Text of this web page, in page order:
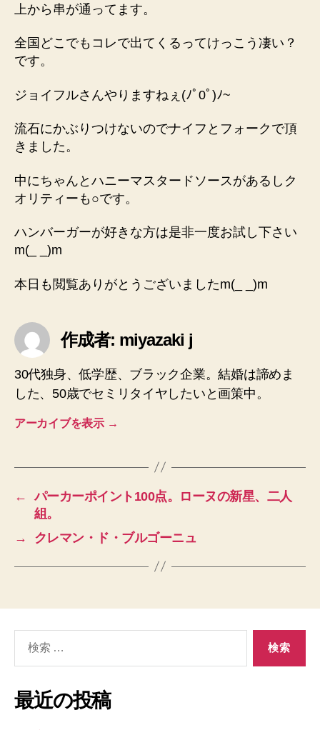
上から串が通ってます。
全国どこでもコレで出てくるってけっこう凄い？
です。
ジョイフルさんやりますねぇ(ﾉﾟ0ﾟ)ﾉ~
流石にかぶりつけないのでナイフとフォークで頂
きました。
中にちゃんとハニーマスタードソースがあるしク
オリティーも○です。
ハンバーガーが好きな方は是非一度お試し下さい
m(_ _)m
本日も閲覧ありがとうございましたm(_ _)m
作成者: miyazaki j
30代独身、低学歴、ブラック企業。結婚は諦めま
した、50歳でセミリタイヤしたいと画策中。
アーカイブを表示 →
←
パーカーポイント100点。ローヌの新星、二人
組。
→
クレマン・ド・ブルゴーニュ
象:
最近の投稿